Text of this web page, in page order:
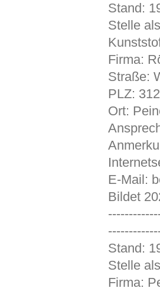
Stand:
Stelle
Firma:
Straße:
PLZ:
Ort:
E-Mail:
Bildet
Stand:
Stelle
Firma: